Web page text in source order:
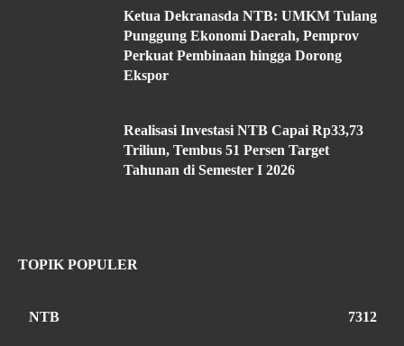
Ketua Dekranasda NTB: UMKM Tulang
Punggung Ekonomi Daerah, Pemprov
Perkuat Pembinaan hingga Dorong
Ekspor
Realisasi Investasi NTB Capai Rp33,73
Triliun, Tembus 51 Persen Target
Tahunan di Semester I 2026
TOPIK POPULER
NTB 7312